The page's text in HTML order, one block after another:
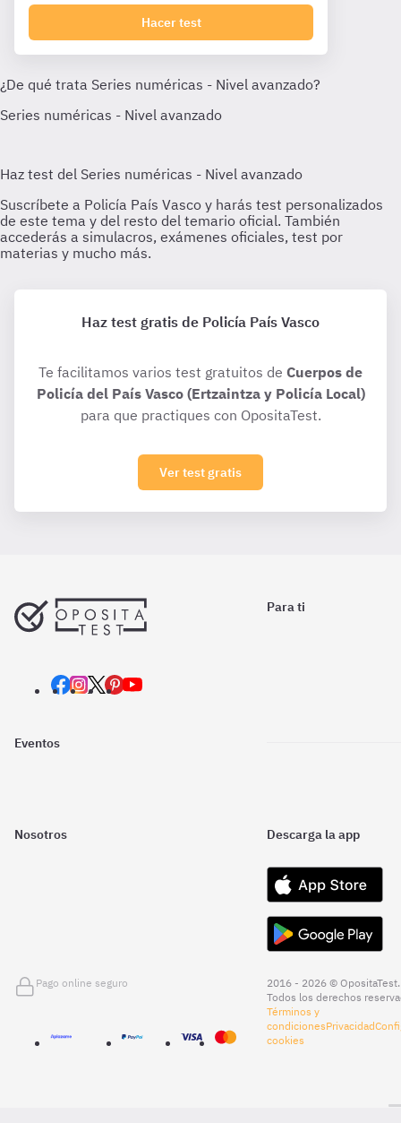
Hacer test
Haz test gratis de Policía País Vasco
Te facilitamos varios test gratuitos de Cuerpos de
Policía del País Vasco (Ertzaintza y Policía Local)
para que practiques con OpositaTest.
Ver test gratis
Para ti
Eventos
Nosotros Descarga la app
Pago online seguro
2016 - 2026 © OpositaTest.
Todos los derechos
Términos y
condicionesPrivacidad
cookies